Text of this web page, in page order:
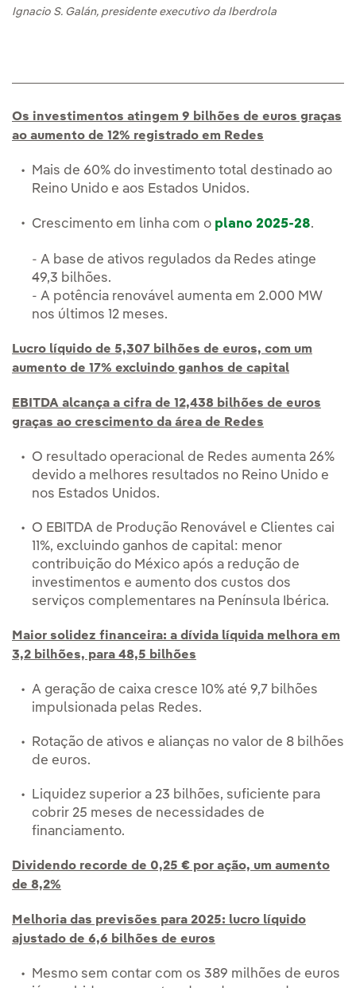
Ignacio S. Galán, presidente executivo da Iberdrola
Os investimentos atingem 9 bilhões de euros graças
ao aumento de 12% registrado em Redes
Mais de 60% do investimento total destinado ao
Reino Unido e aos Estados Unidos.
Crescimento em linha com o plano 2025-28.
- A base de ativos regulados da Redes atinge
49,3 bilhões.
- A potência renovável aumenta em 2.000 MW
nos últimos 12 meses.
Lucro líquido de 5,307 bilhões de euros, com um
aumento de 17% excluindo ganhos de capital
EBITDA alcança a cifra de 12,438 bilhões de euros
graças ao crescimento da área de Redes
O resultado operacional de Redes aumenta 26%
devido a melhores resultados no Reino Unido e
nos Estados Unidos.
O EBITDA de Produção Renovável e Clientes cai
11%, excluindo ganhos de capital: menor
contribuição do México após a redução de
investimentos e aumento dos custos dos
serviços complementares na Península Ibérica.
Maior solidez financeira: a dívida líquida melhora em
3,2 bilhões, para 48,5 bilhões
A geração de caixa cresce 10% até 9,7 bilhões
impulsionada pelas Redes.
Rotação de ativos e alianças no valor de 8 bilhões
de euros.
Liquidez superior a 23 bilhões, suficiente para
cobrir 25 meses de necessidades de
financiamento.
Dividendo recorde de 0,25 € por ação, um aumento
de 8,2%
Melhoria das previsões para 2025: lucro líquido
ajustado de 6,6 bilhões de euros
Mesmo sem contar com os 389 milhões de euros